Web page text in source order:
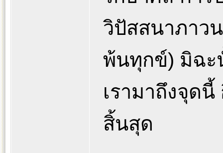
วิปัสสนาภาว
พ้นทุกข์) มิฉะ
เรามาถึงจุด
สิ้นสุด